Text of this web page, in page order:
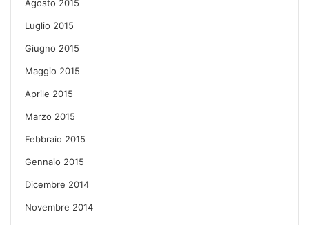
Agosto 2015
Luglio 2015
Giugno 2015
Maggio 2015
Aprile 2015
Marzo 2015
Febbraio 2015
Gennaio 2015
Dicembre 2014
Novembre 2014